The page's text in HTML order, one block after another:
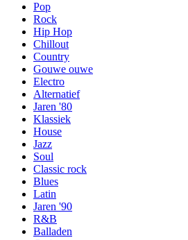
Pop
Rock
Hip Hop
Chillout
Country
Gouwe ouwe
Electro
Alternatief
Jaren '80
Klassiek
House
Jazz
Soul
Classic rock
Blues
Latin
Jaren '90
R&B
Balladen